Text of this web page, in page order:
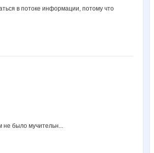
в потоке информации, потому что
не было мучительн...